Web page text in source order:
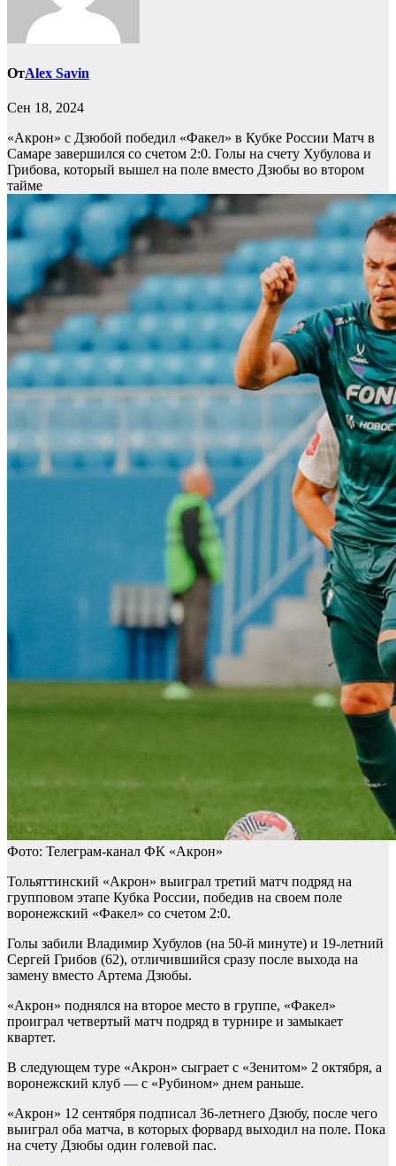
ОтAlex Savin
Сен 18, 2024
«Акрон» с Дзюбой победил «Факел» в Кубке России Матч в
Самаре завершился со счетом 2:0. Голы на счету Хубулова и
Грибова, который вышел на поле вместо Дзюбы во втором
тайме
Фото: Телеграм-канал ФК «Акрон»
Тольяттинский «Акрон» выиграл третий матч подряд на
групповом этапе Кубка России, победив на своем поле
воронежский «Факел» со счетом 2:0.
Голы забили Владимир Хубулов (на 50-й минуте) и 19-летний
Сергей Грибов (62), отличившийся сразу после выхода на
замену вместо Артема Дзюбы.
«Акрон» поднялся на второе место в группе, «Факел»
проиграл четвертый матч подряд в турнире и замыкает
квартет.
В следующем туре «Акрон» сыграет с «Зенитом» 2 октября, а
воронежский клуб — с «Рубином» днем раньше.
«Акрон» 12 сентября подписал 36-летнего Дзюбу, после чего
выиграл оба матча, в которых форвард выходил на поле. Пока
на счету Дзюбы один голевой пас.